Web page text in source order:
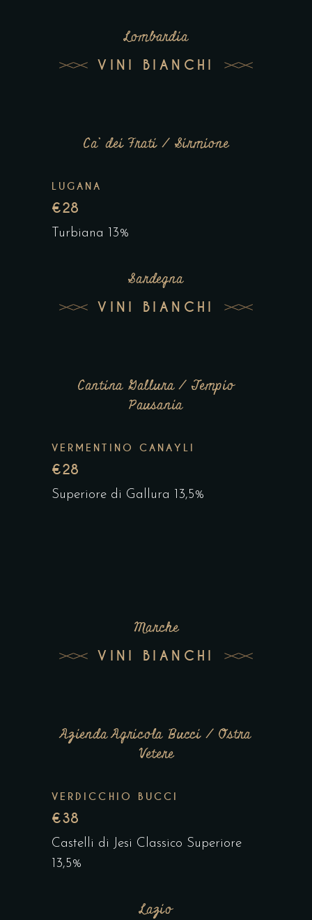
Lombardia
VINI BIANCHI
Ca’ dei Frati / Sirmione
LUGANA
€28
Turbiana 13%
Sardegna
VINI BIANCHI
Cantina Gallura / Tempio
Pausania
VERMENTINO CANAYLI
€28
Superiore di Gallura 13,5%
Marche
VINI BIANCHI
Azienda Agricola Bucci / Ostra
Vetere
VERDICCHIO BUCCI
€38
Castelli di Jesi Classico Superiore
13,5%
Lazio